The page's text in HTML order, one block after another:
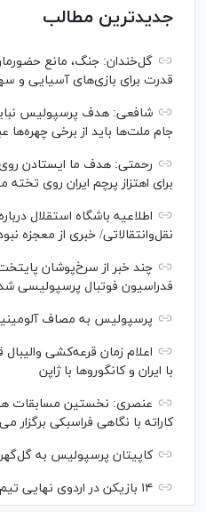
جدیدترین مطالب
قدرت برای بازی‌های آسیایی و
شافعی: هدف پرسپولیس
جام ملت‌ها باید از برخی چهره‌ها
رحمتی: هدف ما ایستادن
برای اهتزاز پرچم ایران روی تخته
اطلاعیه باشگاه استقلال
نقل‌وانتقالاتی/ خبری از معجزه
چند خبر از سرخ‌پوشان
فدراسیون فوتبال پرسپولیسی
پرسپولیس به مصاف
اعلام زمان قرعه‌کشی
با ایران و کانگورو‌ها با ژاپن
عنصری: نخستین مسابقات
کاراته با نگاهی فراسبکی برگزار
کاپیتان پرسپولیس به
۱۴ بازیکن در اردوی نهایی تیم ملی والیبال زیر ۱۷ سال ایران